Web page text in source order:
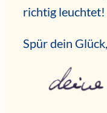
richtig leuchtet!
Spür dein Glück,